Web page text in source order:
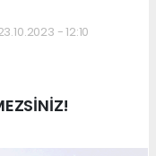
- 12:10